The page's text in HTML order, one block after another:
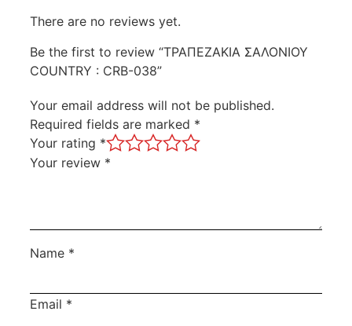
There are no reviews yet.
Be the first to review “ΤΡΑΠΕΖΑΚΙΑ ΣΑΛΟΝΙΟΥ
COUNTRY : CRB-038”
Your email address will not be published.
Required fields are marked *
Your rating *
Your review *
Name *
Email *